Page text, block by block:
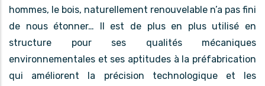
hommes, le bois, naturellement renouvelable n’a pas fini
de nous étonner… Il est de plus en plus utilisé en
structure pour ses qualités mécaniques
environnementales et ses aptitudes à la préfabrication
qui améliorent la précision technologique et les